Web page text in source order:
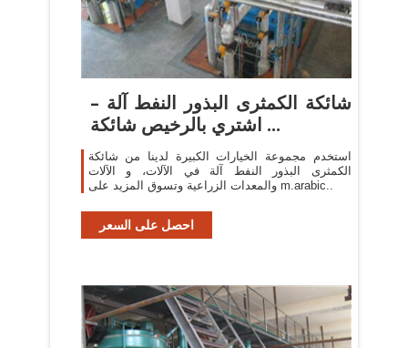
شائكة الكمثرى البذور النفط آلة –
اشتري بالرخيص شائكة ...
استخدم مجموعة الخيارات الكبيرة لدينا من شائكة
الكمثرى البذور النفط آلة في الآلات، و الآلات
والمعدات الزراعية وتسوق المزيد على m.arabic..
احصل على السعر